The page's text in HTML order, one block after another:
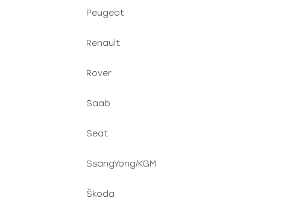
Peugeot
Renault
Rover
Saab
Seat
SsangYong/KGM
Škoda